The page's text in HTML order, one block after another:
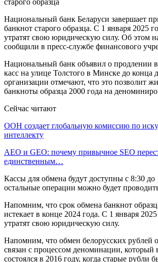
Национальный банк Беларуси завершает
банкнот старого образца. С 1 января 2025
утратят свою юридическую силу. Об этом
сообщили в пресс-службе финансового
Национальный банк объявил о продлении
касс на улице Толстого в Минске до конца
организации отмечают, что это позволит
банкноты образца 2000 года на
Сейчас читают
ООН создает глобальную комиссию по
интеллекту
AEO и GEO: почему привычное SEO
единственным…
Кассы для обмена будут доступны с 8:30 до
остальные операции можно будет
Напомним, что срок обмена банкнот
истекает в конце 2024 года. С 1 января
утратят свою юридическую силу.
Напомним, что обмен белорусских рублей
связан с процессом деноминации, который
состоялся в 2016 году, когда старые рубли